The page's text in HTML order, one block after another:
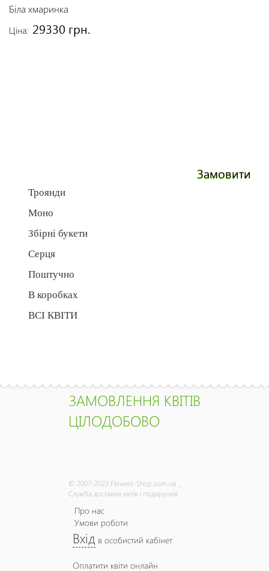
Біла хмаринка
Ціна: 29330 грн.
Замовити
Троянди
Моно
Збірні букети
Серця
Поштучно
В коробках
ВСІ КВІТИ
ЗАМОВЛЕННЯ КВІТІВ
ЦІЛОДОБОВО
© 2007-2023 Flowers-Shop.com.ua _
Служба доставки квітів і подарунків
Про нас
Умови роботи
Вхід в особистий кабінет
Оплатити квіти онлайн